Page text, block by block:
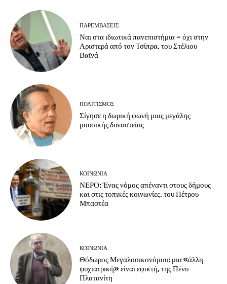
ΠΑΡΕΜΒΑΣΕΙΣ
Ναι στα ιδιωτικά πανεπιστήμια – όχι στην
Αριστερά από τον Τσίπρα, του Στέλιου
Βαϊνά
ΠΟΛΙΤΙΣΜΟΣ
Σίγησε η δωρική φωνή μιας μεγάλης
μουσικής δυναστείας
ΚΟΙΝΩΝΙΑ
ΝΕΡΟ: Ένας νόμος απέναντι στους δήμους
και στις τοπικές κοινωνίες, του Πέτρου
Μπαστέα
ΚΟΙΝΩΝΙΑ
Θόδωρος Μεγαλοοικονόμου: μια «άλλη
ψυχιατρική» είναι εφικτή, της Πένυ
Πλατανίτη